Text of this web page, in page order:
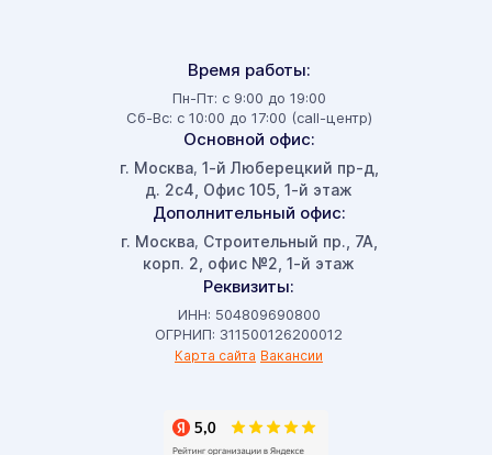
Время работы:
Пн-Пт: с 9:00 до 19:00
Сб-Вс: с 10:00 до 17:00 (call-центр)
Основной офис:
г. Москва, 1-й Люберецкий пр-д,
д. 2с4, Офис 105, 1-й этаж
Дополнительный офис:
г. Москва, Строительный пр., 7А,
корп. 2, офис №2, 1-й этаж
Реквизиты:
ИНН: 504809690800
ОГРНИП: 311500126200012
Карта сайта Вакансии